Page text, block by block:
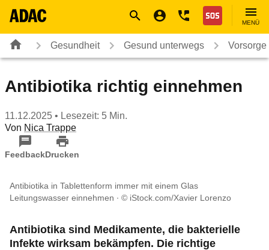
Nothilfe
MENÜ
Gesundheit Gesund unterwegs Vorsorge
Antibiotika richtig einnehmen
11.12.2025 • Lesezeit: 5 Min.
Von Nica Trappe
FeedbackDrucken
Antibiotika in Tablettenform immer mit einem Glas
Leitungswasser einnehmen
© iStock.com/Xavier Lorenzo
Antibiotika sind Medikamente, die bakterielle
Infekte wirksam bekämpfen. Die richtige